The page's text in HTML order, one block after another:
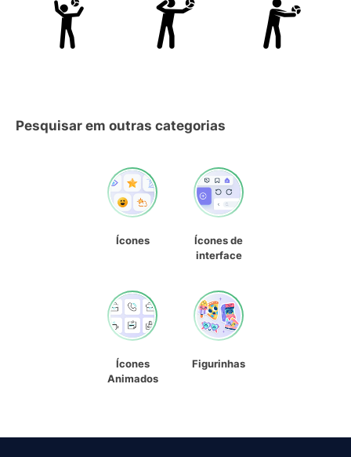
Pesquisar em outras categorias
Ícones
Ícones de
interface
Ícones
Animados
Figurinhas